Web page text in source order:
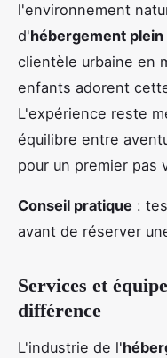
l'environnement
d'hébergement
clientèle urbaine en
enfants adorent
L'expérience reste
équilibre entre
pour un premier pas
Conseil pratique :
avant de réserver
Services et
différence
L'industrie de l'